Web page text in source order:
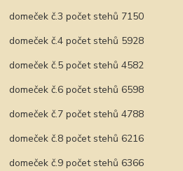
domeček č.3 počet stehů 7150
domeček č.4 počet stehů 5928
domeček č.5 počet stehů 4582
domeček č.6 počet stehů 6598
domeček č.7 počet stehů 4788
domeček č.8 počet stehů 6216
domeček č.9 počet stehů 6366